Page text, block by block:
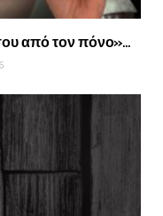
από τον πόνο»…